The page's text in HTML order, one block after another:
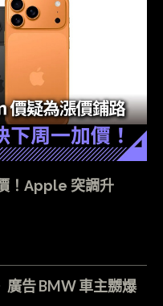
！Apple 突調升
廣告 BMW 車主嬲爆